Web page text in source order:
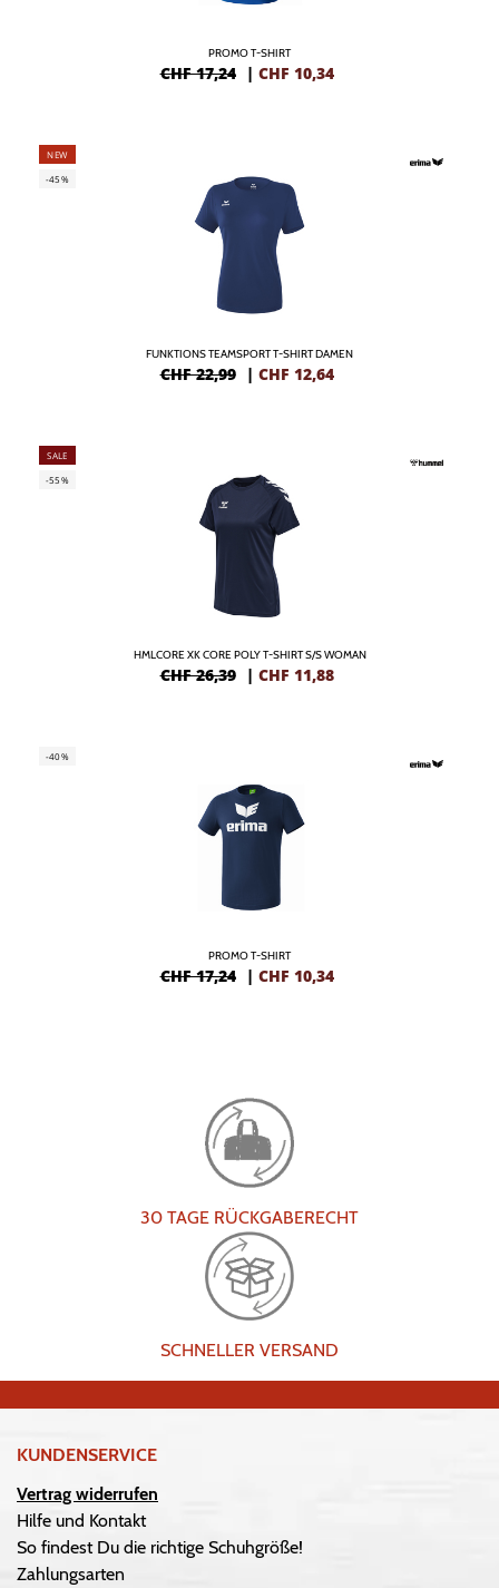
PROMO T-SHIRT
CHF 17,24 | CHF 10,34
NEW
-45%
FUNKTIONS TEAMSPORT T-SHIRT DAMEN
CHF 22,99 | CHF 12,64
SALE
-55%
HMLCORE XK CORE POLY T-SHIRT S/S WOMAN
CHF 26,39 | CHF 11,88
-40%
PROMO T-SHIRT
CHF 17,24 | CHF 10,34
30 TAGE RÜCKGABERECHT
SCHNELLER VERSAND
KUNDENSERVICE
Vertrag widerrufen
Hilfe und Kontakt
So findest Du die richtige Schuhgröße!
Zahlungsarten